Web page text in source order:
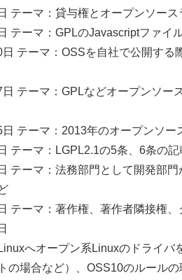
テーマ：貸与権とオープンソー
テーマ：GPLのJavascriptファイ
テーマ：OSSを自社で公開す
テーマ：GPLなどオープンソー
テーマ：2013年のオープンソー
テーマ：LGPL2.1の5条、6条の
テーマ：法務部門として開発部
テーマ：著作権、著作者隣接権
へオープン系Linuxのドライバ
の場合など）、OSS10のルールの